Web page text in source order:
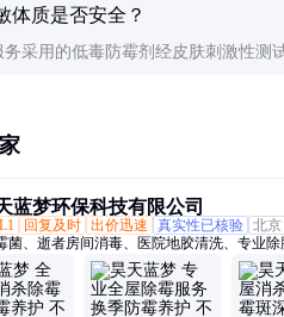
异显著。
体质是否安全？
务采用的低毒防霉剂经皮肤刺激性测
蓝梦环保科技有限公司
回复及时 出价迅速 真实性已核验 北京
菌、逝者房间消毒、医院地胶清洗、专业除
洁、空调清洗、地板打蜡、二手房深度清洁
保洁、高温消毒、新房除甲醛、水磨石翻新
结晶、清洗地毯、地胶打蜡、清洗床垫、开